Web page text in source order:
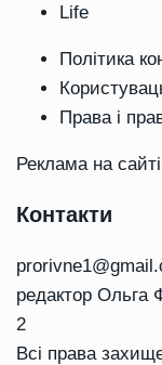
Life
Політика
Права і
Реклама на сайті
Контакти
редактор Ольга
2
Всі права